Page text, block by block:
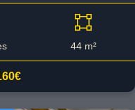
44 m²